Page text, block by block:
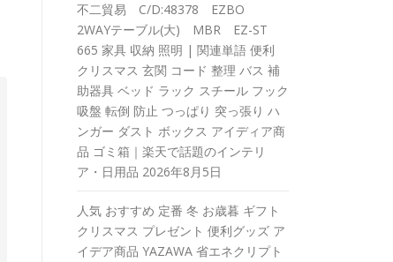
不二貿易 C/D:48378 EZBO
2WAYテーブル(大) MBR EZ-ST
665 家具 収納 照明 | 関連単語 便利
クリスマス 玄関 コード 整理 バス 補
助器具 ベッド ラック スチール フック
吸盤 転倒 防止 つっぱり 突っ張り ハ
ンガー ダスト ボックス アイディア商
品 ゴミ箱｜楽天で話題のインテリ
ア・日用品 2026年8月5日
人気 おすすめ 定番 冬 お歳暮 ギフト
クリスマス プレゼント 便利グッズ ア
イデア商品 YAZAWA 省エネクリプト